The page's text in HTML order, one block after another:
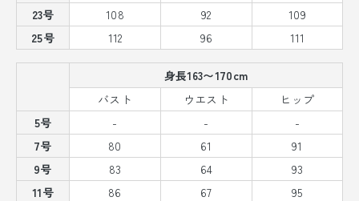
23号
108 92
109
25号
112 96 111
身長163〜170cm
バスト
ウエスト
ヒップ
5号
- -
-
7号
80 61
91
9号
83 64
93
11号
86 67
95